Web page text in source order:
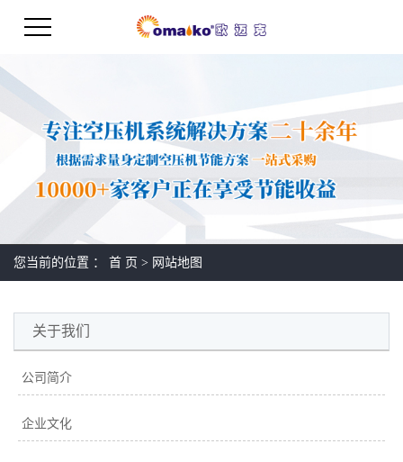
您当前的位置 ： 首 页 > 网站地图
关于我们
公司简介
企业文化